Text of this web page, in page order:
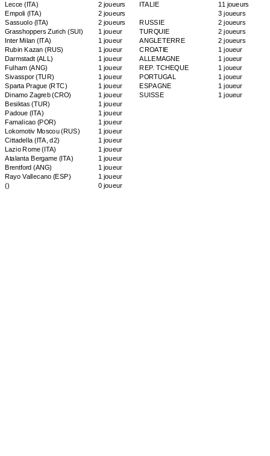
Lecce(ITA)
2 joueurs
Empoli (ITA)
2 joueurs
Sassuolo (ITA)
2 joueurs
Grasshoppers Zurich(SUI)
1 joueur
Inter Milan(ITA)
1 joueur
Rubin Kazan(RUS)
1 joueur
Darmstadt (ALL)
1 joueur
Fulham (ANG)
1 joueur
Sivasspor(TUR)
1 joueur
Sparta Prague(RTC)
1 joueur
Dinamo Zagreb(CRO)
1 joueur
Besiktas(TUR)
1 joueur
Padoue(ITA)
1 joueur
Famalicao (POR)
1 joueur
Lokomotiv Moscou(RUS)
1 joueur
Cittadella(ITA, d2)
1 joueur
Lazio Rome(ITA)
1 joueur
Atalanta Bergame(ITA)
1 joueur
Brentford(ANG)
1 joueur
Rayo Vallecano (ESP)
1 joueur
()
0 joueur
ITALIE
11 joueurs
3 joueurs
RUSSIE
2 joueurs
TURQUIE
2 joueurs
ANGLETERRE
2 joueurs
CROATIE
1 joueur
ALLEMAGNE
1 joueur
REP. TCHEQUE
1 joueur
PORTUGAL
1 joueur
ESPAGNE
1 joueur
SUISSE
1 joueur